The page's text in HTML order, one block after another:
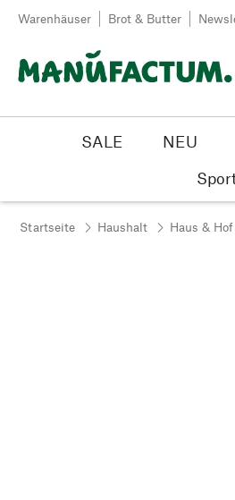
Zum Inhalt springen
Warenhäuser Brot & Butter
SALE NEU
Startseite Haushalt Haus & Hof